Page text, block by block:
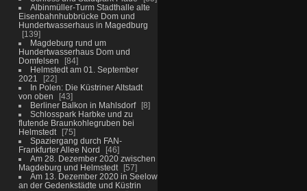
Albinmüller-Turm Stadthalle alte
Eisenbahnhubbrücke Dom und
Hundertwasserhaus in Magedburg
139
Magdeburg rund um
Hundertwasserhaus Dom und
Domfelsen
84
Helmstedt am 01. September
2021
22
In Polen: Die Küstriner Altstadt
von oben
43
Berliner Balkon in Mahlsdorf
8
Schlosspark Harbke und zu
flutende Braunkohlegruben bei
Helmstedt
75
Spaziergang durch FAN-
Frankfurter Allee Nord
46
Am 28. Dezember 2020 zwischen
Magdeburg und Helmstedt
57
Am 13. Dezember 2020 in Seelow
an der Gedenkstädte und Küstrin